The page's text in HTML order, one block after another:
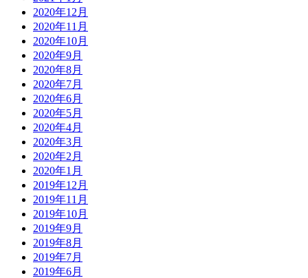
2020年12月
2020年11月
2020年10月
2020年9月
2020年8月
2020年7月
2020年6月
2020年5月
2020年4月
2020年3月
2020年2月
2020年1月
2019年12月
2019年11月
2019年10月
2019年9月
2019年8月
2019年7月
2019年6月